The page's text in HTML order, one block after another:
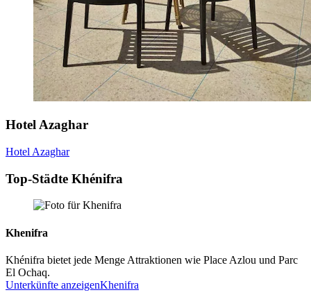
Hotel Azaghar
Hotel Azaghar
Top-Städte Khénifra
Khenifra
Khénifra bietet jede Menge Attraktionen wie Place Azlou und Parc
El Ochaq.
Unterkünfte anzeigenKhenifra